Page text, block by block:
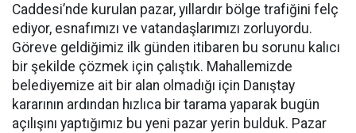
Caddesi’nde kurulan pazar, yıllardır bölge trafiğini felç
ediyor, esnafımızı ve vatandaşlarımızı zorluyordu.
Göreve geldiğimiz ilk günden itibaren bu sorunu kalıcı
bir şekilde çözmek için çalıştık. Mahallemizde
belediyemize ait bir alan olmadığı için Danıştay
kararının ardından hızlıca bir tarama yaparak bugün
açılışını yaptığımız bu yeni pazar yerin bulduk. Pazar